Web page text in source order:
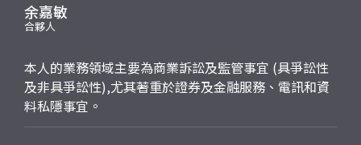
余嘉敏
合夥人
本人的業務領域主要為商業訴訟及監管事宜 (具爭訟性
及非具爭訟性),尤其著重於證券及金融服務、電訊和資
料私隱事宜。